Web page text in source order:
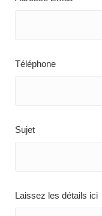
Téléphone
Sujet
Laissez les détails ici